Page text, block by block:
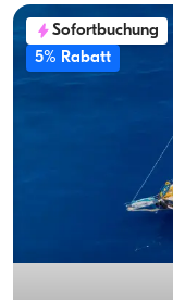
Sofortbuchung
5% Rabatt